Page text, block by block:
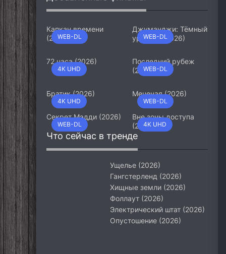
WEB-DL
Капкан времени
(2026)
WEB-DL
Джуманджи: Тёмный
уровень (2026)
4K UHD
72 часа (2026)
WEB-DL
Последний рубеж
(2026)
4K UHD
Братик (2026)
WEB-DL
Меченая (2026)
WEB-DL
Секрет Мэдди (2026)
4K UHD
Вне зоны доступа
(2026)
Что сейчас в тренде
Ущелье (2026)
Гангстерленд (2026)
Хищные земли (2026)
Фоллаут (2026)
Электрический штат (2026)
Опустошение (2026)